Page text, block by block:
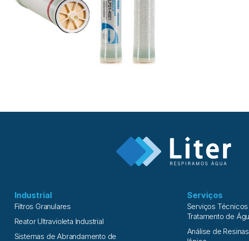
Industrial
Filtros Granulares
Reator Ultravioleta Industrial
Sistemas de Abrandamento de
Serviços
Serviços
Tratamento de
Análise de